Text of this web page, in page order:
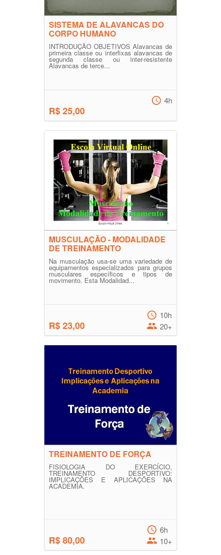
SISTEMA DE ALAVANCAS DO
CORPO HUMANO
INTRODUÇÃO OBJETIVOS Alavancas de
primeira classe ou interfixas alavancas de
segunda classe ou inter-resistente
Alavancas de terce...
R$ 25,00
4h
MUSCULAÇÃO - MODALIDADE
DE TREINAMENTO
Na musculação usa-se uma variedade de
equipamentos especializados para grupos
musculares específicos e tipos de
movimento. Esta Modalidad...
R$ 23,00
10h
20+
TREINAMENTO DE FORÇA
FISIOLOGIA DO EXERCÍCIO,
TREINAMENTO DESPORTIVO:
IMPLICAÇÕES E APLICAÇÕES NA
ACADEMIA.
R$ 80,00
6h
10+